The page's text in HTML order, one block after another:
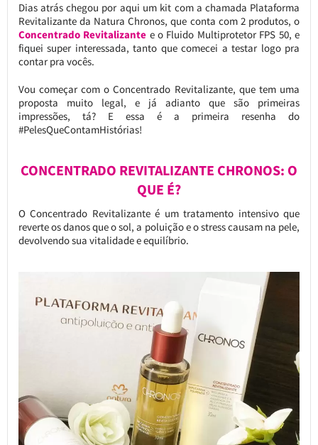
Dias atrás chegou por aqui um kit com a chamada Plataforma
Revitalizante da Natura Chronos, que conta com 2 produtos, o
Concentrado Revitalizante e o Fluido Multiprotetor FPS 50, e
fiquei super interessada, tanto que comecei a testar logo pra
contar pra vocês.
Vou começar com o Concentrado Revitalizante, que tem uma
proposta muito legal, e já adianto que são primeiras
impressões, tá? E essa é a primeira resenha do
#PelesQueContamHistórias!
CONCENTRADO REVITALIZANTE CHRONOS: O
QUE É?
O Concentrado Revitalizante é um tratamento intensivo que
reverte os danos que o sol, a poluição e o stress causam na pele,
devolvendo sua vitalidade e equilíbrio.